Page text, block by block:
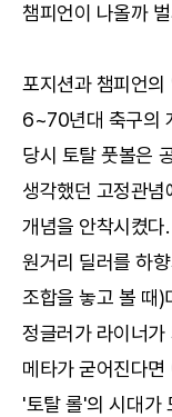
챔피언이 나올까
포지션과 챔피언의
6~70년대 축구의
당시 토탈 풋볼은
생각했던 고정관
개념을 안착시켰다
원거리 딜러를 하
조합을 놓고 볼 때)
정글러가 라이너
메타가 굳어진다
'토탈 롤'의 시대가